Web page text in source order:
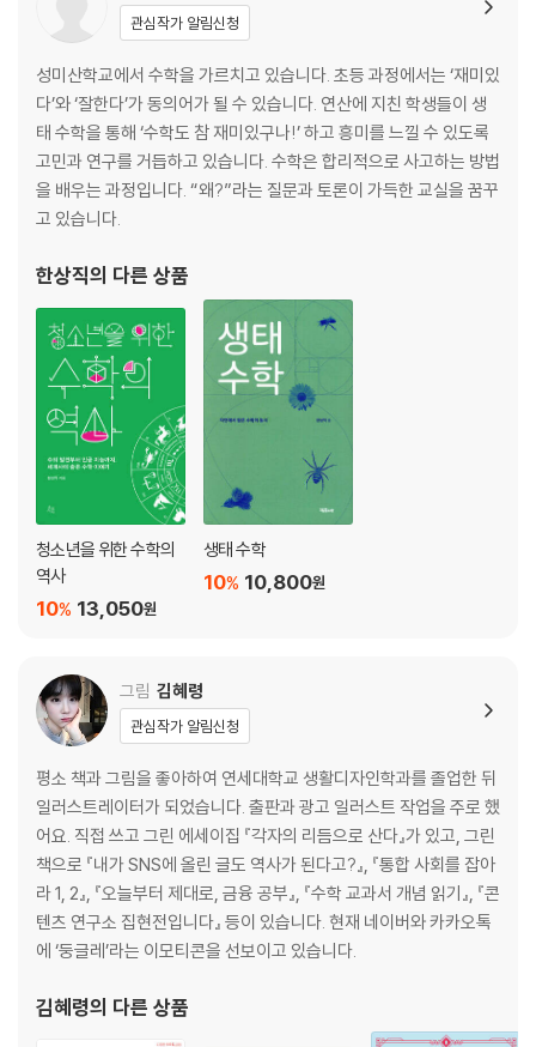
덧셈 왕이 될 테야
: 연산 주사위와 덧셈 마방진
부록: 연산 주사위 / 덧뺄셈 마방진
관심작가 알림신청
성미산학교에서 수학을 가르치고 있습니다. 초등 과정에서는 ‘재미있
다’와 ‘잘한다’가 동의어가 될 수 있습니다. 연산에 지친 학생들이 생
태 수학을 통해 ‘수학도 참 재미있구나!’ 하고 흥미를 느낄 수 있도록
고민과 연구를 거듭하고 있습니다. 수학은 합리적으로 사고하는 방법
을 배우는 과정입니다. “왜?”라는 질문과 토론이 가득한 교실을 꿈꾸
고 있습니다.
한상직의 다른 상품
청소년을 위한 수학의
역사
13,050원
10%
생태 수학
10,800원
10%
그림 김혜령
관심작가 알림신청
평소 책과 그림을 좋아하여 연세대학교 생활디자인학과를 졸업한 뒤
일러스트레이터가 되었습니다. 출판과 광고 일러스트 작업을 주로 했
어요. 직접 쓰고 그린 에세이집 『각자의 리듬으로 산다』가 있고, 그린
책으로 『내가 SNS에 올린 글도 역사가 된다고?』, 『통합 사회를 잡아
라 1, 2』, 『오늘부터 제대로, 금융 공부』, 『수학 교과서 개념 읽기』, 『콘
텐츠 연구소 집현전입니다』 등이 있습니다. 현재 네이버와 카카오톡
에 ‘둥글레’라는 이모티콘을 선보이고 있습니다.
김혜령의 다른 상품